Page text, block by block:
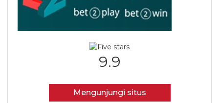
9.9
Mengunjungi situs